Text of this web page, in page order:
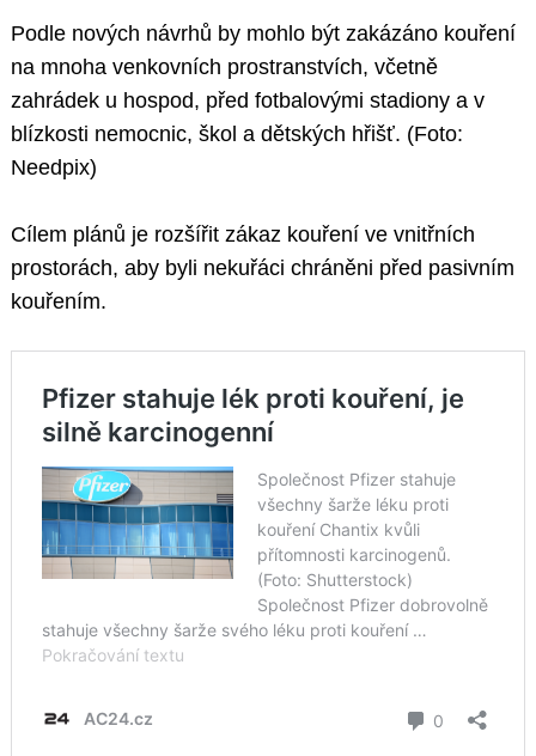
Podle nových návrhů by mohlo být zakázáno kouření
na mnoha venkovních prostranstvích, včetně
zahrádek u hospod, před fotbalovými stadiony a v
blízkosti nemocnic, škol a dětských hřišť. (Foto:
Needpix)
Cílem plánů je rozšířit zákaz kouření ve vnitřních
prostorách, aby byli nekuřáci chráněni před pasivním
kouřením.